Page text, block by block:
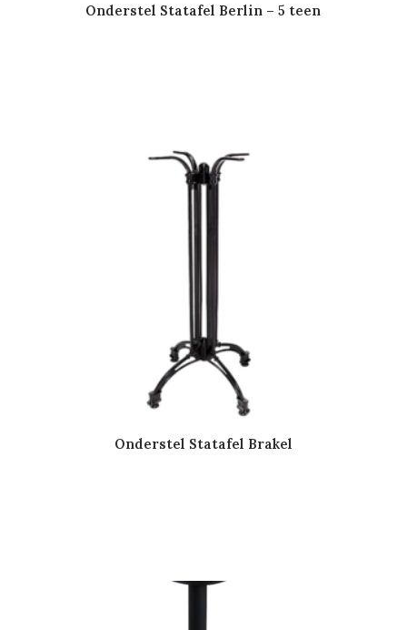
Onderstel Statafel Berlin – 5 teen
Onderstel Statafel Brakel